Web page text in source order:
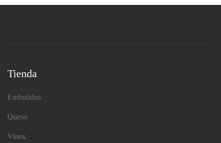
Tienda
Embutidos
Queso
Vinos